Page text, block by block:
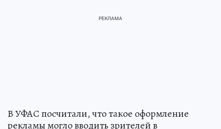
В УФАС посчитали, что такое оформление
рекламы могло вводить зрителей в